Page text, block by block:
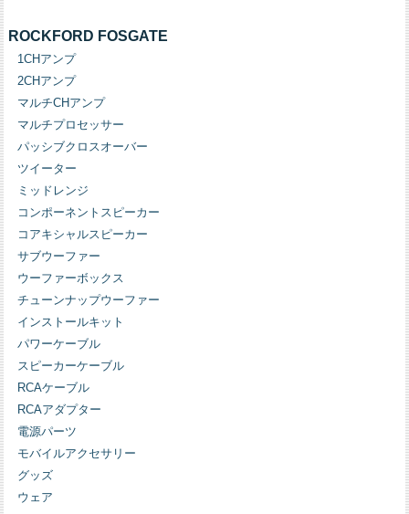
ROCKFORD FOSGATE
1CHアンプ
2CHアンプ
マルチCHアンプ
マルチプロセッサー
パッシブクロスオーバー
ツイーター
ミッドレンジ
コンポーネントスピーカー
コアキシャルスピーカー
サブウーファー
ウーファーボックス
チューンナップウーファー
インストールキット
パワーケーブル
スピーカーケーブル
RCAケーブル
RCAアダプター
電源パーツ
モバイルアクセサリー
グッズ
ウェア